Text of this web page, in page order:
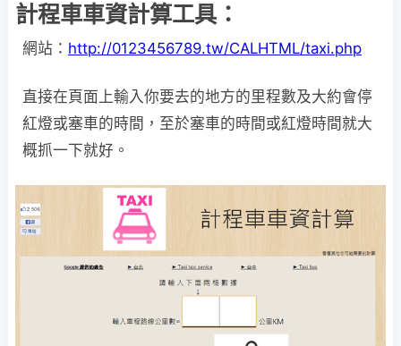
計程車車資計算工具：
網站： http://0123456789.tw/CALHTML/taxi.php
直接在頁面上輸入你要去的地方的里程數及大約會停
紅燈或塞車的時間，至於塞車的時間或紅燈時間就大
概抓一下就好。